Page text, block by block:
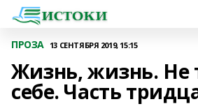
ПРОЗА 13 СЕНТЯБРЯ 2019, 15:15
Жизнь, жизнь. Не
себе. Часть